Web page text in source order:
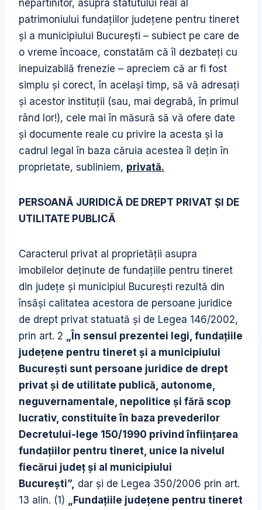
nepărtinitor, asupra statutului real al
patrimoniului fundaţiilor judeţene pentru tineret
şi a municipiului Bucureşti – subiect pe care de
o vreme încoace, constatăm că îl dezbateţi cu
inepuizabilă frenezie – apreciem că ar fi fost
simplu şi corect, în acelaşi timp, să vă adresaţi
şi acestor instituţii (sau, mai degrabă, în primul
rând lor!), cele mai în măsură să vă ofere date
şi documente reale cu privire la acesta şi la
cadrul legal în baza căruia acestea îl deţin în
proprietate, subliniem, privată.
PERSOANĂ JURIDICĂ DE DREPT PRIVAT ŞI DE
UTILITATE PUBLICĂ
Caracterul privat al proprietăţii asupra
imobilelor deţinute de fundaţiile pentru tineret
din judeţe şi municipiul Bucureşti rezultă din
însăşi calitatea acestora de persoane juridice
de drept privat statuată şi de Legea 146/2002,
prin art. 2 „În sensul prezentei legi, fundaţiile
judeţene pentru tineret şi a municipiului
Bucureşti sunt persoane juridice de drept
privat şi de utilitate publică, autonome,
neguvernamentale, nepolitice şi fără scop
lucrativ, constituite în baza prevederilor
Decretului-lege 150/1990 privind înfiinţarea
fundaţiilor pentru tineret, unice la nivelul
fiecărui judeţ şi al municipiului
Bucureşti”, dar şi de Legea 350/2006 prin art.
13 alin. (1) „Fundaţiile judeţene pentru tineret